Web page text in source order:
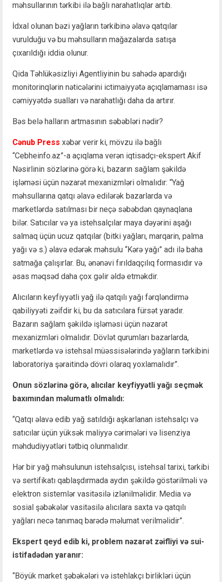
məhsullarının tərkibi ilə bağlı narahatlıqlar artıb.
İdxal olunan bəzi yağların tərkibinə əlavə qatqılar
vurulduğu və bu məhsulların mağazalarda satışa
çıxarıldığı iddia olunur.
Qida Təhlükəsizliyi Agentliyinin bu sahədə apardığı
monitorinqlərin nəticələrini ictimaiyyətə açıqlamaması isə
cəmiyyətdə sualları və narahatlığı daha da artırır.
Bəs belə halların artmasının səbəbləri nədir?
Cənub Press xəbər verir ki, mövzu ilə bağlı
“Cebheinfo.az”-a açıqlama verən iqtisadçı-ekspert Akif
Nəsirlinin sözlərinə görə ki, bazarın sağlam şəkildə
işləməsi üçün nəzarət mexanizmləri olmalıdır: “Yağ
məhsullarına qatqı əlavə edilərək bazarlarda və
marketlərdə satılması bir neçə səbəbdən qaynaqlana
bilər. Satıcılar və ya istehsalçılar maya dəyərini aşağı
salmaq üçün ucuz qatqılar (bitki yağları, marqarin, palma
yağı və s.) əlavə edərək məhsulu “Kərə yağı” adı ilə baha
satmağa çalışırlar. Bu, ənənəvi fırıldaqçılıq formasıdır və
əsas məqsəd daha çox gəlir əldə etməkdir.
Alıcıların keyfiyyətli yağ ilə qatqılı yağı fərqləndirmə
qabiliyyəti zəifdir ki, bu da satıcılara fürsət yaradır.
Bazarın sağlam şəkildə işləməsi üçün nəzarət
mexanizmləri olmalıdır. Dövlət qurumları bazarlarda,
marketlərdə və istehsal müəssisələrində yağların tərkibini
laboratoriya şəraitində dövri olaraq yoxlamalıdır”.
Onun sözlərinə görə, alıcılar keyfiyyətli yağı seçmək
baxımından məlumatlı olmalıdı:
“Qatqı əlavə edib yağ satıldığı aşkarlanan istehsalçı və
satıcılar üçün yüksək maliyyə cərimələri və lisenziya
məhdudiyyətləri tətbiq olunmalıdır.
Hər bir yağ məhsulunun istehsalçısı, istehsal tarixi, tərkibi
və sertifikatı qablaşdırmada aydın şəkildə göstərilməli və
elektron sistemlər vasitəsilə izlənilməlidir. Media və
sosial şəbəkələr vasitəsilə alıcılara saxta və qatqılı
yağları necə tanımaq barədə məlumat verilməlidir”.
Ekspert qeyd edib ki, problem nəzarət zəifliyi və sui-
istifadədən yaranır:
“Böyük market şəbəkələri və istehlakçı birlikləri üçün